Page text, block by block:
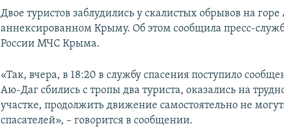
Двое туристов заблудились у скалистых обрывов на
аннексированном Крыму. Об этом сообщила пресс-
России МЧС Крыма.
«Так, вчера, в 18:20 в службу спасения поступило
Аю-Даг сбились с тропы два туриста, оказались на
участке, продолжить движение самостоятельно не
спасателей», – говорится в сообщении.